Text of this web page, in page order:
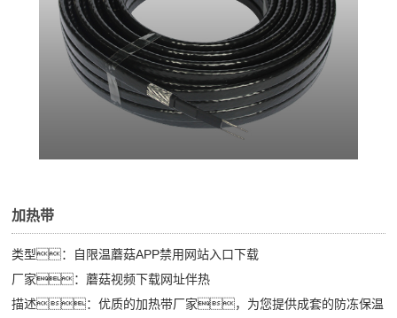
加热带
类型：自限温蘑菇APP禁用网站入口下载
厂家：蘑菇视频下载网址伴热
描述：优质的加热带厂家，为您提供成套的防冻保温